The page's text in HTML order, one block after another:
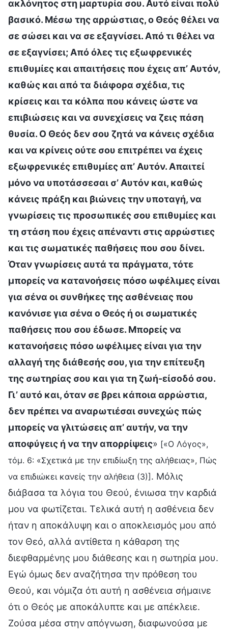
ακλόνητος στη μαρτυρία σου. Αυτό είναι πολύ
βασικό. Μέσω της αρρώστιας, ο Θεός θέλει να
σε σώσει και να σε εξαγνίσει. Από τι θέλει να
σε εξαγνίσει; Από όλες τις εξωφρενικές
επιθυμίες και απαιτήσεις που έχεις απ’ Αυτόν,
καθώς και από τα διάφορα σχέδια, τις
κρίσεις και τα κόλπα που κάνεις ώστε να
επιβιώσεις και να συνεχίσεις να ζεις πάση
θυσία. Ο Θεός δεν σου ζητά να κάνεις σχέδια
και να κρίνεις ούτε σου επιτρέπει να έχεις
εξωφρενικές επιθυμίες απ’ Αυτόν. Απαιτεί
μόνο να υποτάσσεσαι σ’ Αυτόν και, καθώς
κάνεις πράξη και βιώνεις την υποταγή, να
γνωρίσεις τις προσωπικές σου επιθυμίες και
τη στάση που έχεις απέναντι στις αρρώστιες
και τις σωματικές παθήσεις που σου δίνει.
Όταν γνωρίσεις αυτά τα πράγματα, τότε
μπορείς να κατανοήσεις πόσο ωφέλιμες είναι
για σένα οι συνθήκες της ασθένειας που
κανόνισε για σένα ο Θεός ή οι σωματικές
παθήσεις που σου έδωσε. Μπορείς να
κατανοήσεις πόσο ωφέλιμες είναι για την
αλλαγή της διάθεσής σου, για την επίτευξη
της σωτηρίας σου και για τη ζωή-είσοδό σου.
Γι’ αυτό και, όταν σε βρει κάποια αρρώστια,
δεν πρέπει να αναρωτιέσαι συνεχώς πώς
μπορείς να γλιτώσεις απ’ αυτήν, να την
αποφύγεις ή να την απορρίψεις» [«Ο Λόγος»,
τόμ. 6: «Σχετικά με την επιδίωξη της αλήθειας», Πώς
να επιδιώκει κανείς την αλήθεια (3)]. Μόλις
διάβασα τα λόγια του Θεού, ένιωσα την καρδιά
μου να φωτίζεται. Τελικά αυτή η ασθένεια δεν
ήταν η αποκάλυψη και ο αποκλεισμός μου από
τον Θεό, αλλά αντίθετα η κάθαρση της
διεφθαρμένης μου διάθεσης και η σωτηρία μου.
Εγώ όμως δεν αναζήτησα την πρόθεση του
Θεού, και νόμιζα ότι αυτή η ασθένεια σήμαινε
ότι ο Θεός με αποκάλυπτε και με απέκλειε.
Ζούσα μέσα στην απόγνωση, διαφωνούσα με